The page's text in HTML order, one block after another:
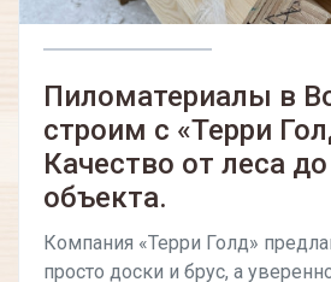
Пиломатериалы в
строим с «Терри
Качество от леса
объекта.
Компания «Терри Голд»
просто доски и брус, а